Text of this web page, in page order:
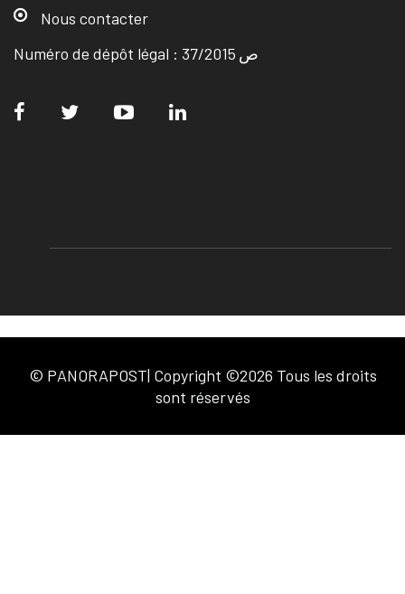
Nous contacter
Numéro de dépôt légal : ص 37/2015
© PANORAPOST| Copyright ©2026 Tous les droits
sont réservés